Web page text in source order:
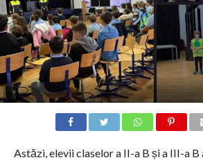
Astăzi, elevii claselor a II-a B și a III-a